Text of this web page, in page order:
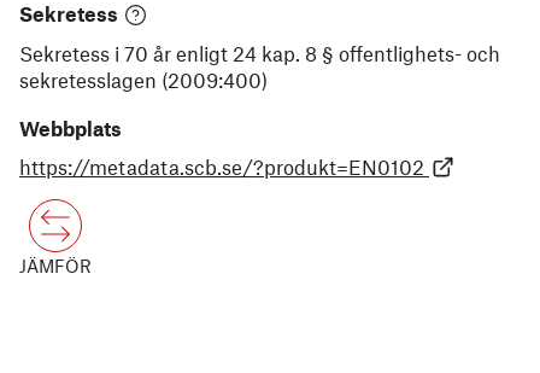
Sekretess
Sekretess i 70 år enligt 24 kap. 8 § offentlighets- och
sekretesslagen (2009:400)
Webbplats
https://metadata.scb.se/?produkt=EN0102
JÄMFÖR